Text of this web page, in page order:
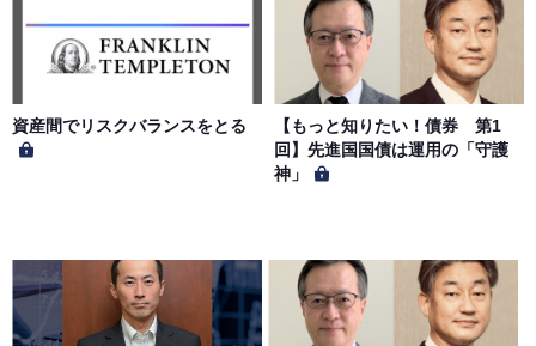
本サイトに掲載された情報、写真、その他の著作物は、当
社もしくは著作物の著作者または著作権者に帰属するもの
とします。会員は、当社著作物について複製、転用、公衆
送信、譲渡、翻案および翻訳などの著作権、商標権などを
侵害する行為を行ってはならないものとします。
第６条（サービス内容の停止・変更）
サイトのサービス内容を変更する場合があります。
第７条（個人情報の取扱い）
資産間でリスクバランスをとる
【もっと知りたい！債券 第1
回】先進国国債は運用の「守護
神」